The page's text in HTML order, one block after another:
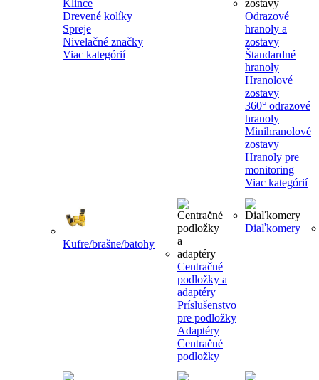
Klince
Drevené kolíky
Spreje
Nivelačné značky
Viac kategórií
Odrazové
hranoly a
zostavy
Štandardné
hranoly
Hranolové
zostavy
360° odrazové
hranoly
Minihranolové
zostavy
Hranoly pre
monitoring
Viac kategórií
Kufre/brašne/batohy
Centračné
podložky a
adaptéry
Príslušenstvo
pre podložky
Adaptéry
Centračné
podložky
Diaľkomery